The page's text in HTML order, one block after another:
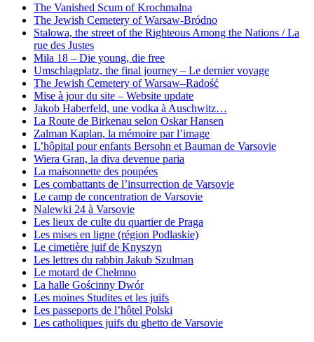
The Vanished Scum of Krochmalna
The Jewish Cemetery of Warsaw-Bródno
Stalowa, the street of the Righteous Among the Nations / La
rue des Justes
Miła 18 – Die young, die free
Umschlagplatz, the final journey – Le dernier voyage
The Jewish Cemetery of Warsaw–Radość
Mise à jour du site – Website update
Jakob Haberfeld, une vodka à Auschwitz…
La Route de Birkenau selon Oskar Hansen
Zalman Kaplan, la mémoire par l’image
L’hôpital pour enfants Bersohn et Bauman de Varsovie
Wiera Gran, la diva devenue paria
La maisonnette des poupées
Les combattants de l’insurrection de Varsovie
Le camp de concentration de Varsovie
Nalewki 24 à Varsovie
Les lieux de culte du quartier de Praga
Les mises en ligne (région Podlaskie)
Le cimetière juif de Knyszyn
Les lettres du rabbin Jakub Szulman
Le motard de Chełmno
La halle Gościnny Dwór
Les moines Studites et les juifs
Les passeports de l’hôtel Polski
Les catholiques juifs du ghetto de Varsovie